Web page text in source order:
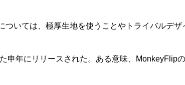
いては、極厚生地を使うことやトライバルデザ
申年にリリースされた。ある意味、MonkeyFlip